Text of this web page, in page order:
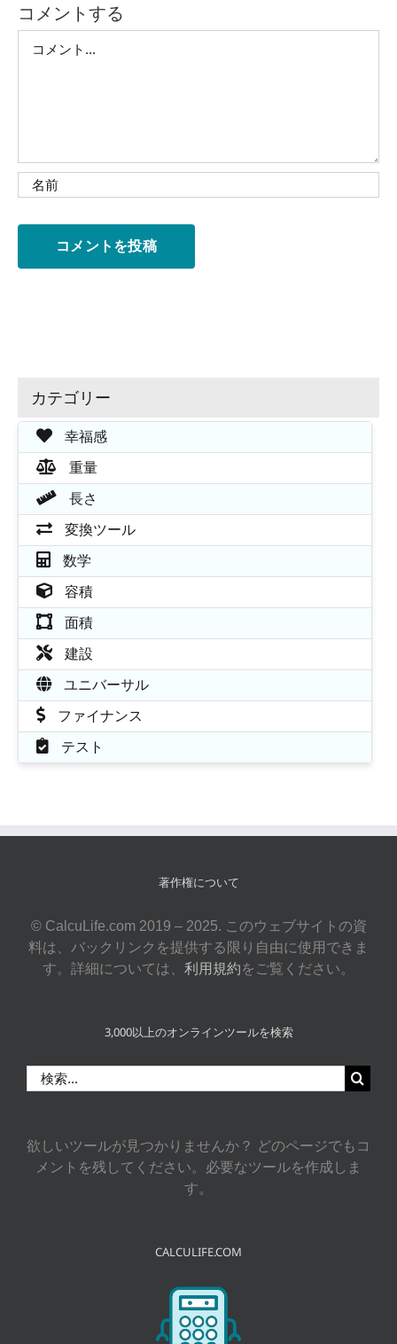
コメントする
カテゴリー
幸福感
重量
長さ
変換ツール
数学
容積
面積
建設
ユニバーサル
ファイナンス
テスト
著作権について
© CalcuLife.com 2019 – 2025. このウェブサイトの資
料は、バックリンクを提供する限り自由に使用できま
す。詳細については、 利用規約をご覧ください。
3,000以上のオンラインツールを検索
索
欲しいツールが見つかりませんか？ どのページでもコ
メントを残してください。必要なツールを作成しま
す。
CALCULIFE.COM